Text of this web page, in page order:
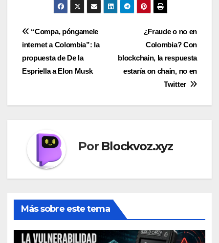
Navegación
de
entradas
¿Fraude o no en
Colombia? Con
blockchain, la respuesta
estaría on chain, no en
Twitter
“Compa, póngamele
internet a Colombia”: la
propuesta de De la
Espriella a Elon Musk
Por Blockvoz.xyz
Más sobre este tema